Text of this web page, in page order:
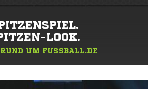
LOOK.
UM FUSSBALL.DE